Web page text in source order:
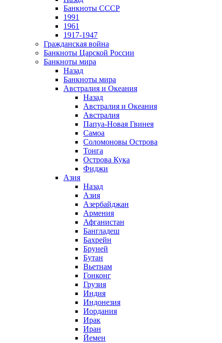
Банкноты СССР
1991
1961
1917-1947
Гражданская война
Банкноты Царской России
Банкноты мира
Назад
Банкноты мира
Австралия и Океания
Назад
Австралия и Океания
Австралия
Папуа-Новая Гвинея
Самоа
Соломоновы Острова
Тонга
Острова Кука
Фиджи
Азия
Назад
Азия
Азербайджан
Армения
Афганистан
Бангладеш
Бахрейн
Бруней
Бутан
Вьетнам
Гонконг
Грузия
Индия
Индонезия
Иордания
Ирак
Иран
Йемен